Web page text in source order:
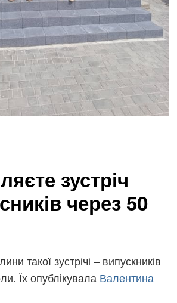
зустріч
через 50
такої зустрічі – випускників
Їх опублікувала Валентина